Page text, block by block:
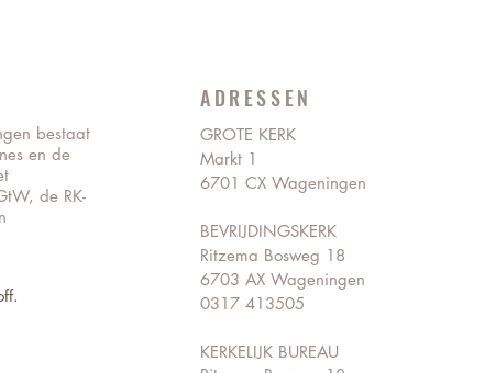
bestaat
en de
de RK-
ADRESSEN
GROTE KERK
Markt 1
6701 CX Wageningen
BEVRIJDINGSKERK
Ritzema Bosweg 18
6703 AX Wageningen
0317 413505
KERKELIJK BUREAU